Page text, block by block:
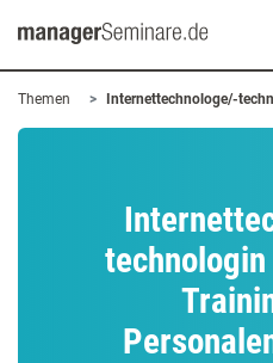
Themen Internettechnologe/-